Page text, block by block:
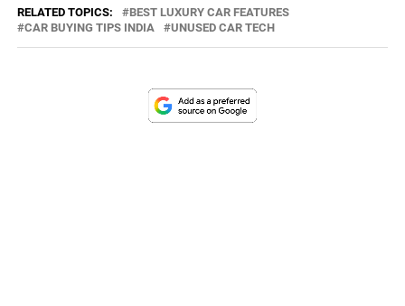
RELATED TOPICS:
BEST LUXURY CAR FEATURES
CAR BUYING TIPS INDIA
UNUSED CAR TECH